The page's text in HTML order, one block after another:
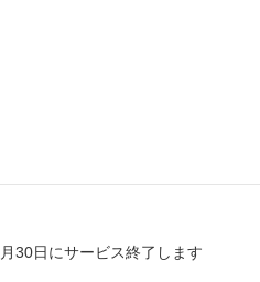
30日にサービス終了します